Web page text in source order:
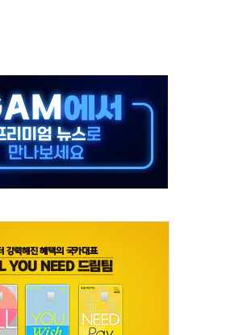
로 목소리 내야"
발견
경전 고조